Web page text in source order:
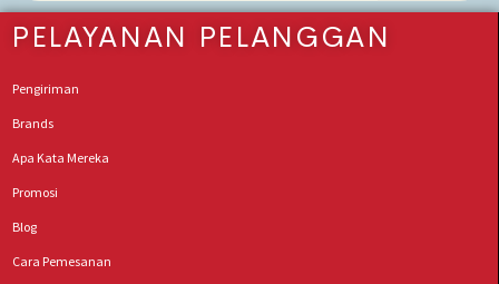
PELAYANAN PELANGGAN
Pengiriman
Brands
Apa Kata Mereka
Promosi
Blog
Cara Pemesanan